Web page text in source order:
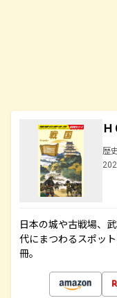
歴
日本の城や古戦場、
代にまつわるスポッ
冊。